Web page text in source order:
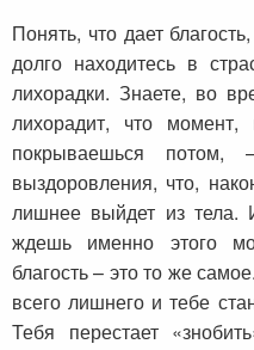
Понять, что дает
долго находитесь в
лихорадки. Знаете, во
лихорадит, что
покрываешься
выздоровления, что,
лишнее выйдет из
ждешь именно этого
благость – это то же
всего лишнего и тебе
Тебя перестает